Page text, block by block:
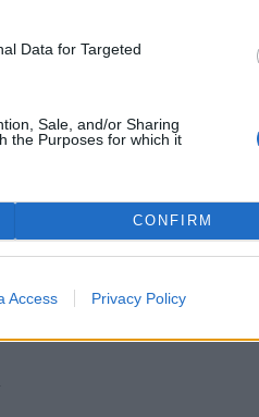
Data for Targeted
Sale, and/or Sharing
the Purposes for which it
CONFIRM
Access Privacy Policy